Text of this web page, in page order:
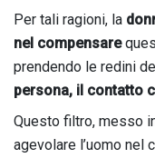
Per tali ragioni, la
nel compensare
prendendo le redini
persona, il contatto
Questo filtro, messo
agevolare l’uomo nel